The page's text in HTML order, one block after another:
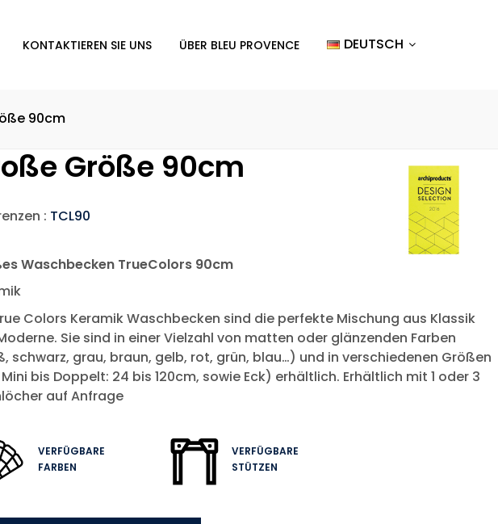
KONTAKTIEREN SIE UNS ÜBER BLEU PROVENCE DEUTSCH
90cm
Größe 90cm
: TCL90
Waschbecken TrueColors 90cm
Colors Keramik Waschbecken sind die perfekte Mischung aus Klassik
Sie sind in einer Vielzahl von matten oder glänzenden Farben
schwarz, grau, braun, gelb, rot, grün, blau…) und in verschiedenen Größen
bis Doppelt: 24 bis 120cm, sowie Eck) erhältlich. Erhältlich mit 1 oder 3
auf Anfrage
VERFÜGBARE
FARBEN
VERFÜGBARE
STÜTZEN